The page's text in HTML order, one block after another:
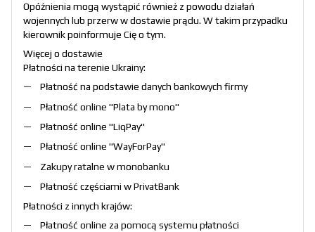
Opóźnienia mogą wystąpić również z powodu działań
wojennych lub przerw w dostawie prądu. W takim przypadku
kierownik poinformuje Cię o tym.
Więcej o dostawie
Płatności na terenie Ukrainy:
Płatność na podstawie danych bankowych firmy
Płatność online "Plata by mono"
Płatność online "LiqPay"
Płatność online "WayForPay"
Zakupy ratalne w monobanku
Płatność częściami w PrivatBank
Płatności z innych krajów:
Płatność online za pomocą systemu płatności